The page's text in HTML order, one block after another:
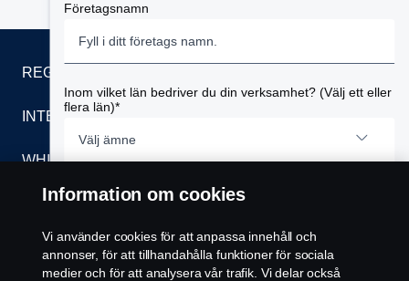
Företagsnamn
Inom vilket län bedriver du din verksamhet? (Välj ett eller
flera län)*
Välj ämne
Uppsala län
E-postadress*
REGLER
INTEGRITETSPOLICY
WHISTLEBLOWING
KONTAKT
ÅTERFÖRSÄLJARE
Information om cookies
Vi använder cookies för att anpassa innehåll och
annonser, för att tillhandahålla funktioner för sociala
medier och för att analysera vår trafik. Vi delar också